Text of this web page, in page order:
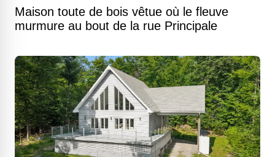
Maison toute de bois vêtue où le fleuve
murmure au bout de la rue Principale